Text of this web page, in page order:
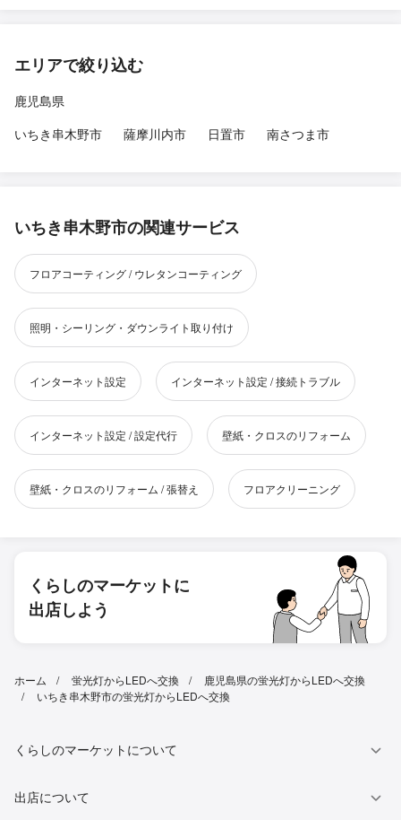
エリアで絞り込む
鹿児島県
いちき串木野市
薩摩川内市 日置市 南さつま市
いちき串木野市の関連サービス
フロアコーティング / ウレタンコーティング
照明・シーリング・ダウンライト取り付け
インターネット設定 インターネット設定 / 接続トラブル
インターネット設定 / 設定代行 壁紙・クロスのリフォーム
壁紙・クロスのリフォーム / 張替え フロアクリーニング
くらしのマーケットに
出店しよう
ホーム 蛍光灯からLEDへ交換
鹿児島県の蛍光灯からLEDへ交換
いちき串木野市の蛍光灯からLEDへ交換
くらしのマーケットについて
出店について